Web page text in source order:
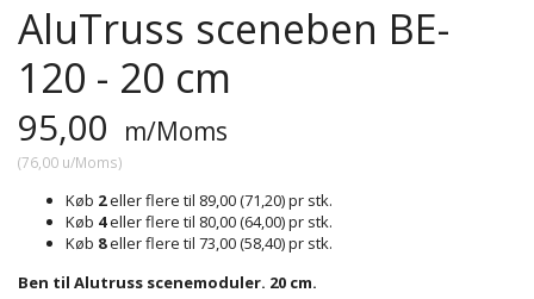
AluTruss sceneben BE-
120 - 20 cm
95,00 m/Moms
(76,00 u/Moms)
Køb 2eller flere til 89,00(71,20)pr stk.
Køb 4eller flere til 80,00(64,00)pr stk.
Køb 8eller flere til 73,00(58,40)pr stk.
Ben til Alutruss scenemoduler. 20 cm.